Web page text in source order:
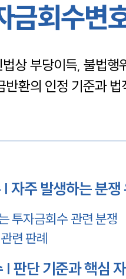
금회수변
상 부당이득, 불법
환의 인정 기준과
자주 발생하는 분쟁
투자금회수 관련 분쟁
련 판례
| 판단 기준과 핵심